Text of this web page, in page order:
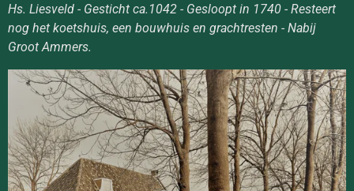
Hs. Liesveld - Gesticht ca.1042 - Gesloopt in 1740 - Resteert
nog het koetshuis, een bouwhuis en grachtresten - Nabij
Groot Ammers.